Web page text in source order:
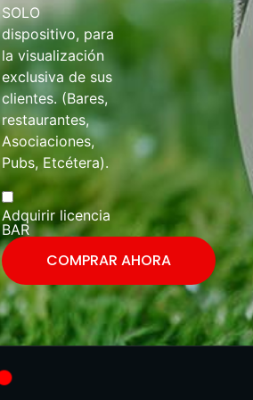
SOLO
dispositivo, para
la visualización
exclusiva de sus
clientes. (Bares,
restaurantes,
Asociaciones,
Pubs, Etcétera).
Adquirir licencia
BAR
COMPRAR AHORA